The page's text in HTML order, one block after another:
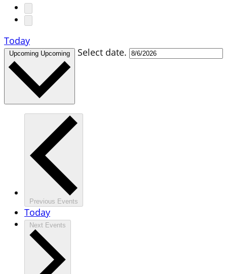
Today
Upcoming Upcoming Select date.
Previous Events
Today
Next Events